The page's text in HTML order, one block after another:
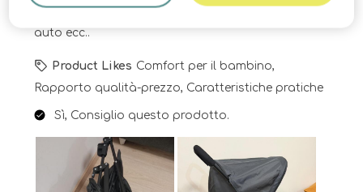
mamma e frenetiche che si spostano molto in
auto ecc..
Product Likes Comfort per il bambino,
Rapporto qualità-prezzo, Caratteristiche pratiche
Sì, Consiglio questo prodotto.